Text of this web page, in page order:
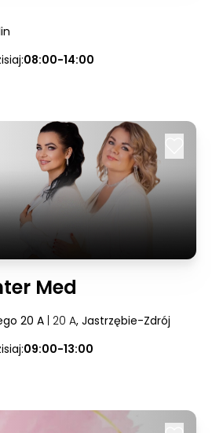
08:00-14:00
Med
20 A | 20 A, Jastrzębie-Zdrój
09:00-13:00